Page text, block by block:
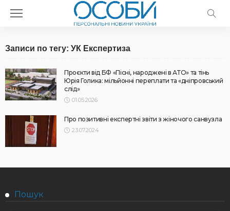
Записи по тегу: УК Експертиза
Проєкти від БФ «Пісні, народжені в АТО» та тінь
Юрія Голика: мільйонні переплати та «дніпровський
слід»
01.05.2026
Про позитивні експертні звіти з жіночого санвузла
23.07.2024
Пошук